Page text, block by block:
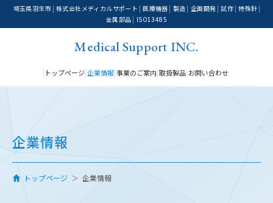
埼玉県羽生市 株式会社メディカルサポート 医療機器 製造 企画開発 試作 特殊針
金属部品
ISO13485
Medical Support INC.
トップページ 企業情報 事業のご案内 取扱製品 お問い合わせ
企業情報
トップページ ＞ 企業情報